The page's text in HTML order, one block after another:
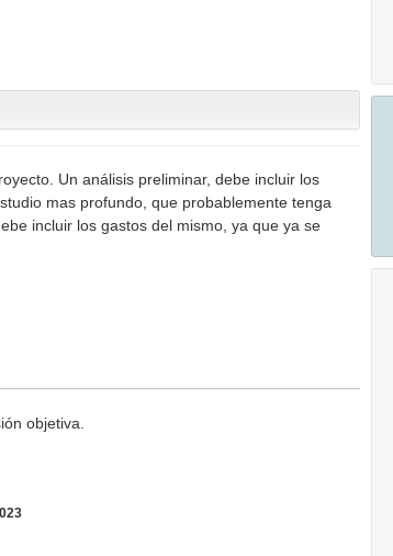
Un análisis preliminar, debe incluir los
mas profundo, que probablemente tenga
incluir los gastos del mismo, ya que ya se
objetiva.